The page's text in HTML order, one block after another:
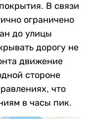
В связи
ограничено
до улицы
дорогу не
движение
стороне
что
в часы пик.